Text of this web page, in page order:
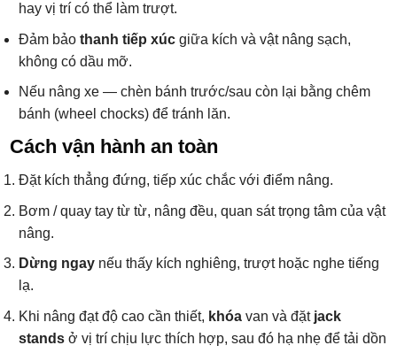
hay vị trí có thể làm trượt.
Đảm bảo thanh tiếp xúc giữa kích và vật nâng sạch,
không có dầu mỡ.
Nếu nâng xe — chèn bánh trước/sau còn lại bằng chêm
bánh (wheel chocks) để tránh lăn.
Cách vận hành an toàn
Đặt kích thẳng đứng, tiếp xúc chắc với điểm nâng.
Bơm / quay tay từ từ, nâng đều, quan sát trọng tâm của vật
nâng.
Dừng ngay nếu thấy kích nghiêng, trượt hoặc nghe tiếng
lạ.
Khi nâng đạt độ cao cần thiết, khóa van và đặt jack
stands ở vị trí chịu lực thích hợp, sau đó hạ nhẹ để tải dồn